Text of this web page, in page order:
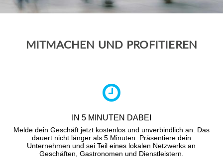
MITMACHEN UND PROFITIEREN
IN 5 MINUTEN DABEI
Melde dein Geschäft jetzt kostenlos und unverbindlich an. Das
dauert nicht länger als 5 Minuten. Präsentiere dein
Unternehmen und sei Teil eines lokalen Netzwerks an
Geschäften, Gastronomen und Dienstleistern.